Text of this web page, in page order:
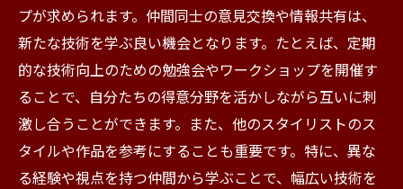
プが求められます。仲間同士の意見交換や情報共有は、
新たな技術を学ぶ良い機会となります。たとえば、定期
的な技術向上のための勉強会やワークショップを開催す
ることで、自分たちの得意分野を活かしながら互いに刺
激し合うことができます。また、他のスタイリストのス
タイルや作品を参考にすることも重要です。特に、異な
る経験や視点を持つ仲間から学ぶことで、幅広い技術を